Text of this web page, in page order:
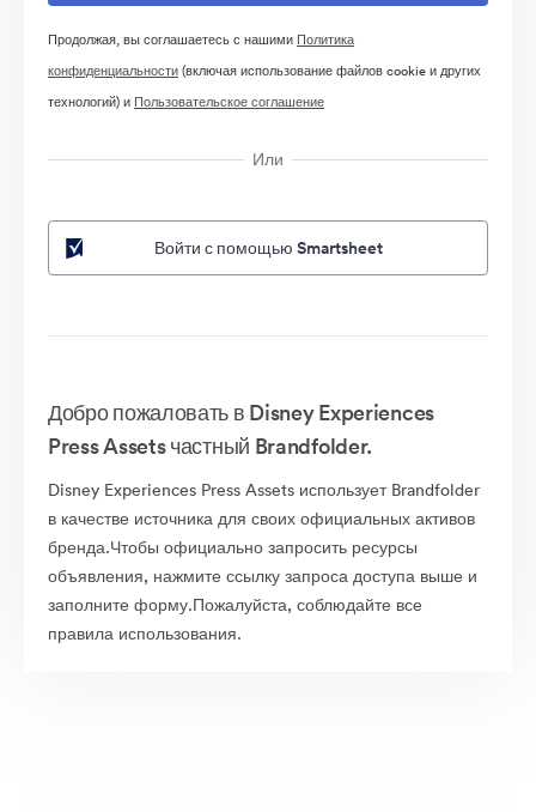
Продолжая, вы соглашаетесь с нашими Политика
конфиденциальности(включая использование файлов cookie и других
технологий) и Пользовательское соглашение
Или
Войти с помощью Smartsheet
Добро пожаловать в Disney Experiences
Press Assets частный Brandfolder.
Disney Experiences Press Assets использует Brandfolder
в качестве источника для своих официальных активов
бренда.Чтобы официально запросить ресурсы
объявления, нажмите ссылку запроса доступа выше и
заполните форму.Пожалуйста, соблюдайте все
правила использования.